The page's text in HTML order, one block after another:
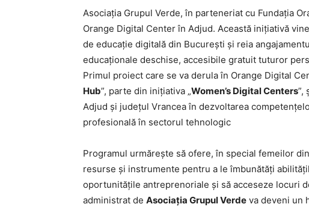
Asociația Grupul Verde, în parteneriat cu Fundația
Orange Digital Center în Adjud. Această inițiativă
de educație digitală din București și reia
educaționale deschise, accesibile gratuit tuturor
Primul proiect care se va derula în Orange Digital
Hub”, parte din inițiativa „Women’s Digital Centers”,
Adjud și județul Vrancea în dezvoltarea
profesională în sectorul tehnologic
Programul urmărește să ofere, în special femeilor
resurse și instrumente pentru a le îmbunătăți
oportunitățile antreprenoriale și să acceseze locuri
administrat de Asociația Grupul Verde va deveni un